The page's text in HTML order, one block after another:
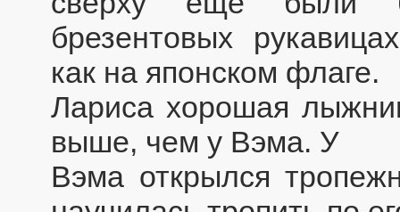
брезентовых
как на японском флаге.
Лариса хорошая
выше, чем у Вэма. У
Вэма открылся